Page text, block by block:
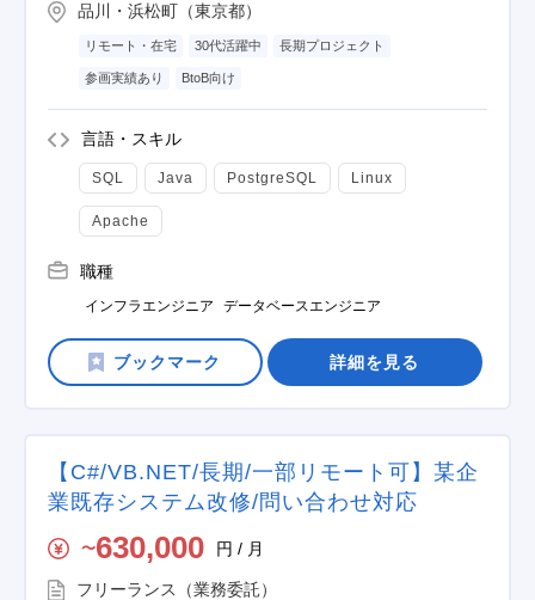
品川・浜松町（東京都）
リモート・在宅 30代活躍中 長期プロジェクト
参画実績あり BtoB向け
言語・スキル
SQL Java PostgreSQL Linux
Apache
職種
インフラエンジニア データベースエンジニア
詳細を見る
【C#/VB.NET/長期/一部リモート可】某企
業既存システム改修/問い合わせ対応
〜630,000 円 / 月
フリーランス（業務委託）